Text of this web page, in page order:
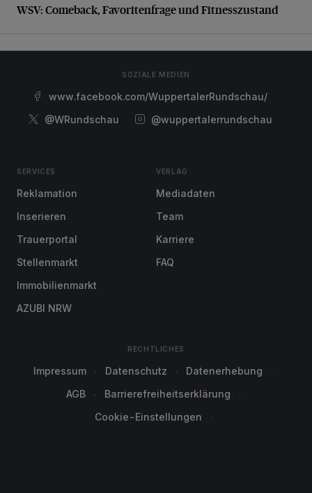
WSV: Comeback, Favoritenfrage und Fitnesszustand
SOZIALE MEDIEN
www.facebook.com/WuppertalerRundschau/
@WRundschau
@wuppertalerrundschau
SERVICES
Reklamation
Inserieren
Trauerportal
Stellenmarkt
Immobilienmarkt
AZUBI NRW
VERLAG
Mediadaten
Team
Karriere
FAQ
RECHTLICHES
Impressum Datenschutz
Datenerhebung
AGB
Barrierefreiheitserklärung
Cookie-Einstellungen